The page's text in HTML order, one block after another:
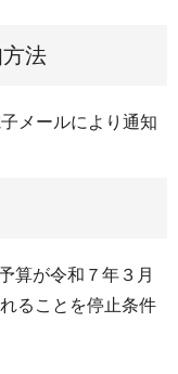
法
メールにより通知
算が令和７年３月
ることを停止条件